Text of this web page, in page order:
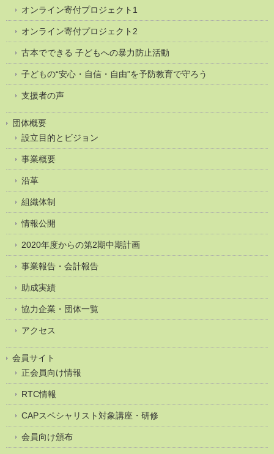
オンライン寄付プロジェクト1
オンライン寄付プロジェクト2
古本でできる 子どもへの暴力防止活動
子どもの“安心・自信・自由”を予防教育で守ろう
支援者の声
団体概要
設立目的とビジョン
事業概要
沿革
組織体制
情報公開
2020年度からの第2期中期計画
事業報告・会計報告
助成実績
協力企業・団体一覧
アクセス
会員サイト
正会員向け情報
RTC情報
CAPスペシャリスト対象講座・研修
会員向け頒布